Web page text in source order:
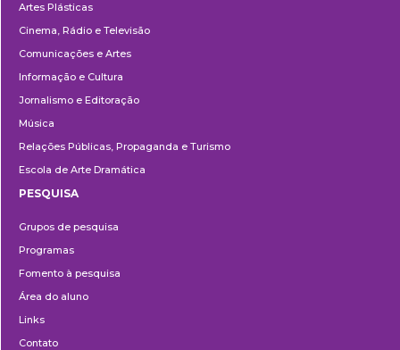
Artes Plásticas
Cinema, Rádio e Televisão
Comunicações e Artes
Informação e Cultura
Jornalismo e Editoração
Música
Relações Públicas, Propaganda e Turismo
Escola de Arte Dramática
PESQUISA
Grupos de pesquisa
Programas
Fomento à pesquisa
Área do aluno
Links
Contato